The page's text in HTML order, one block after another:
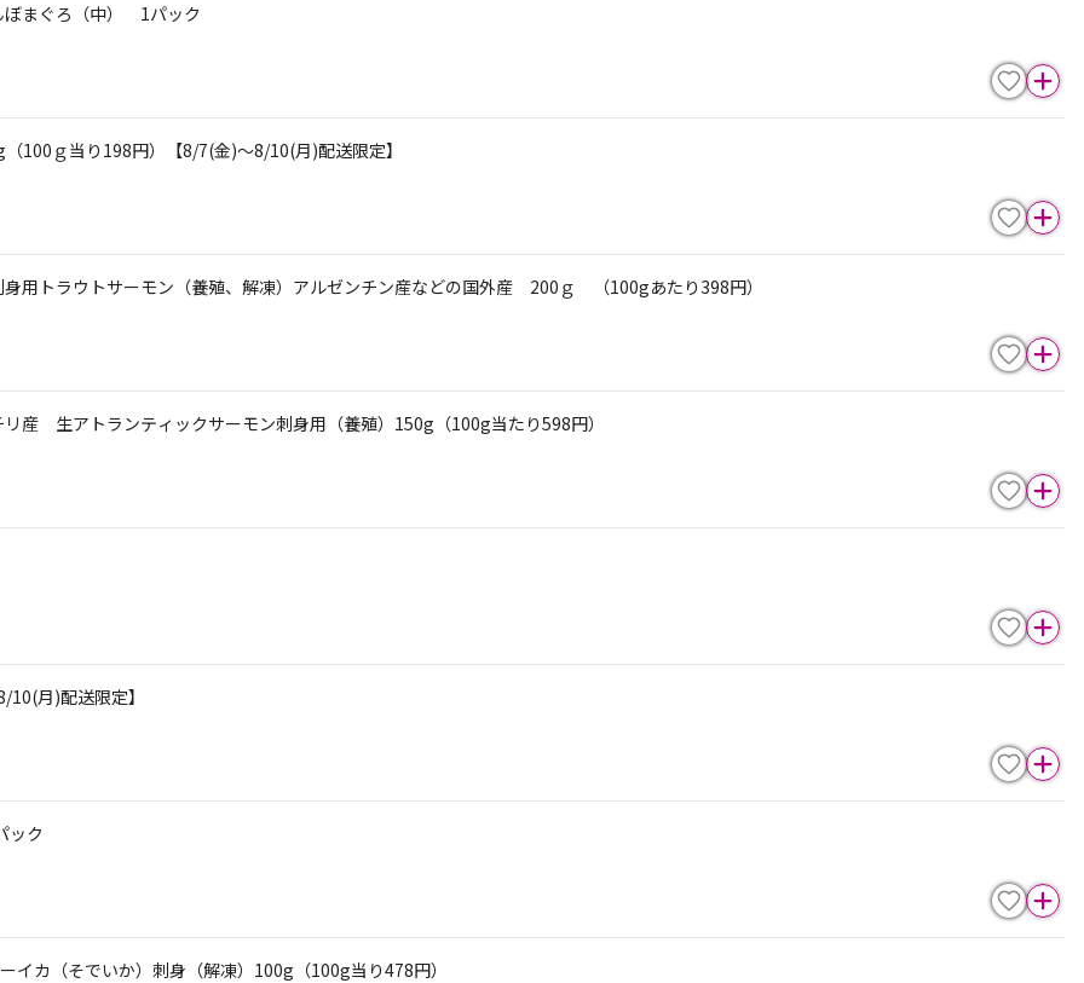
まぐろ（中） 1パック
100ｇ当り198円）【8/7(金)～8/10(月)配送限定】
用トラウトサーモン（養殖、解凍）アルゼンチン産などの国外産 200ｇ （100gあたり398円）
産 生アトランティックサーモン刺身用（養殖）150g（100g当たり598円）
月)配送限定】
ック
カ（そでいか）刺身（解凍）100g（100g当り478円）